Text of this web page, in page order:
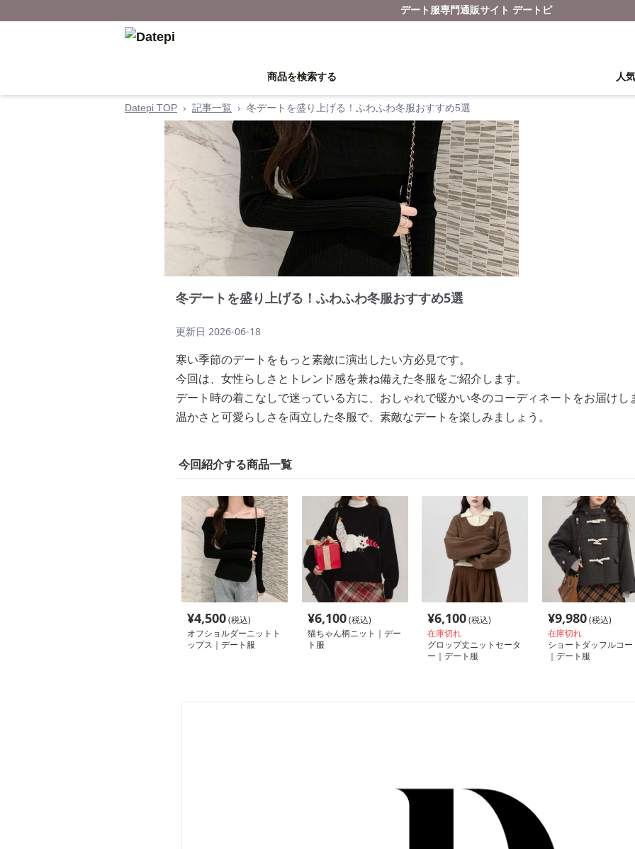
デート服専門通販サイト デートピ
商品を検索する 人
Datepi TOP › 記事一覧 › 冬デートを盛り上げる！ふわふわ冬服おすすめ5選
冬デートを盛り上げる！ふわふわ冬服おすすめ5選
更新日 2026-06-18
寒い季節のデートをもっと素敵に演出したい方必見です。
今回は、女性らしさとトレンド感を兼ね備えた冬服をご紹介します。
デート時の着こなしで迷っている方に、おしゃれで暖かい冬のコーディネートをお届けし
温かさと可愛らしさを両立した冬服で、素敵なデートを楽しみましょう。
今回紹介する商品一覧
¥4,500(税込)
オフショルダーニットト
ップス｜デート服
¥6,100(税込)
猫ちゃん柄ニット｜デー
ト服
¥6,100(税込)
在庫切れ
グロップ丈ニットセータ
ー｜デート服
¥9,980(税込)
在庫切れ
ショートダッフルコー
｜デート服